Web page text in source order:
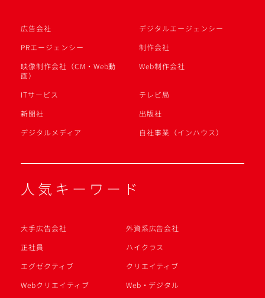
広告会社
デジタルエージェンシー
PRエージェンシー
制作会社
映像制作会社（CM・Web動
画）
Web制作会社
ITサービス
テレビ局
新聞社
出版社
デジタルメディア
自社事業（インハウス）
人気キーワード
大手広告会社
外資系広告会社
正社員
ハイクラス
エグゼクティブ
クリエイティブ
Webクリエイティブ
Web・デジタル